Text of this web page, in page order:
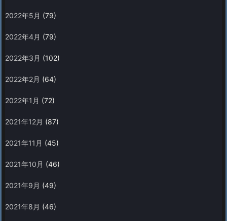
2022年5月 (79)
2022年4月 (79)
2022年3月 (102)
2022年2月 (64)
2022年1月 (72)
2021年12月 (87)
2021年11月 (45)
2021年10月 (46)
2021年9月 (49)
2021年8月 (46)